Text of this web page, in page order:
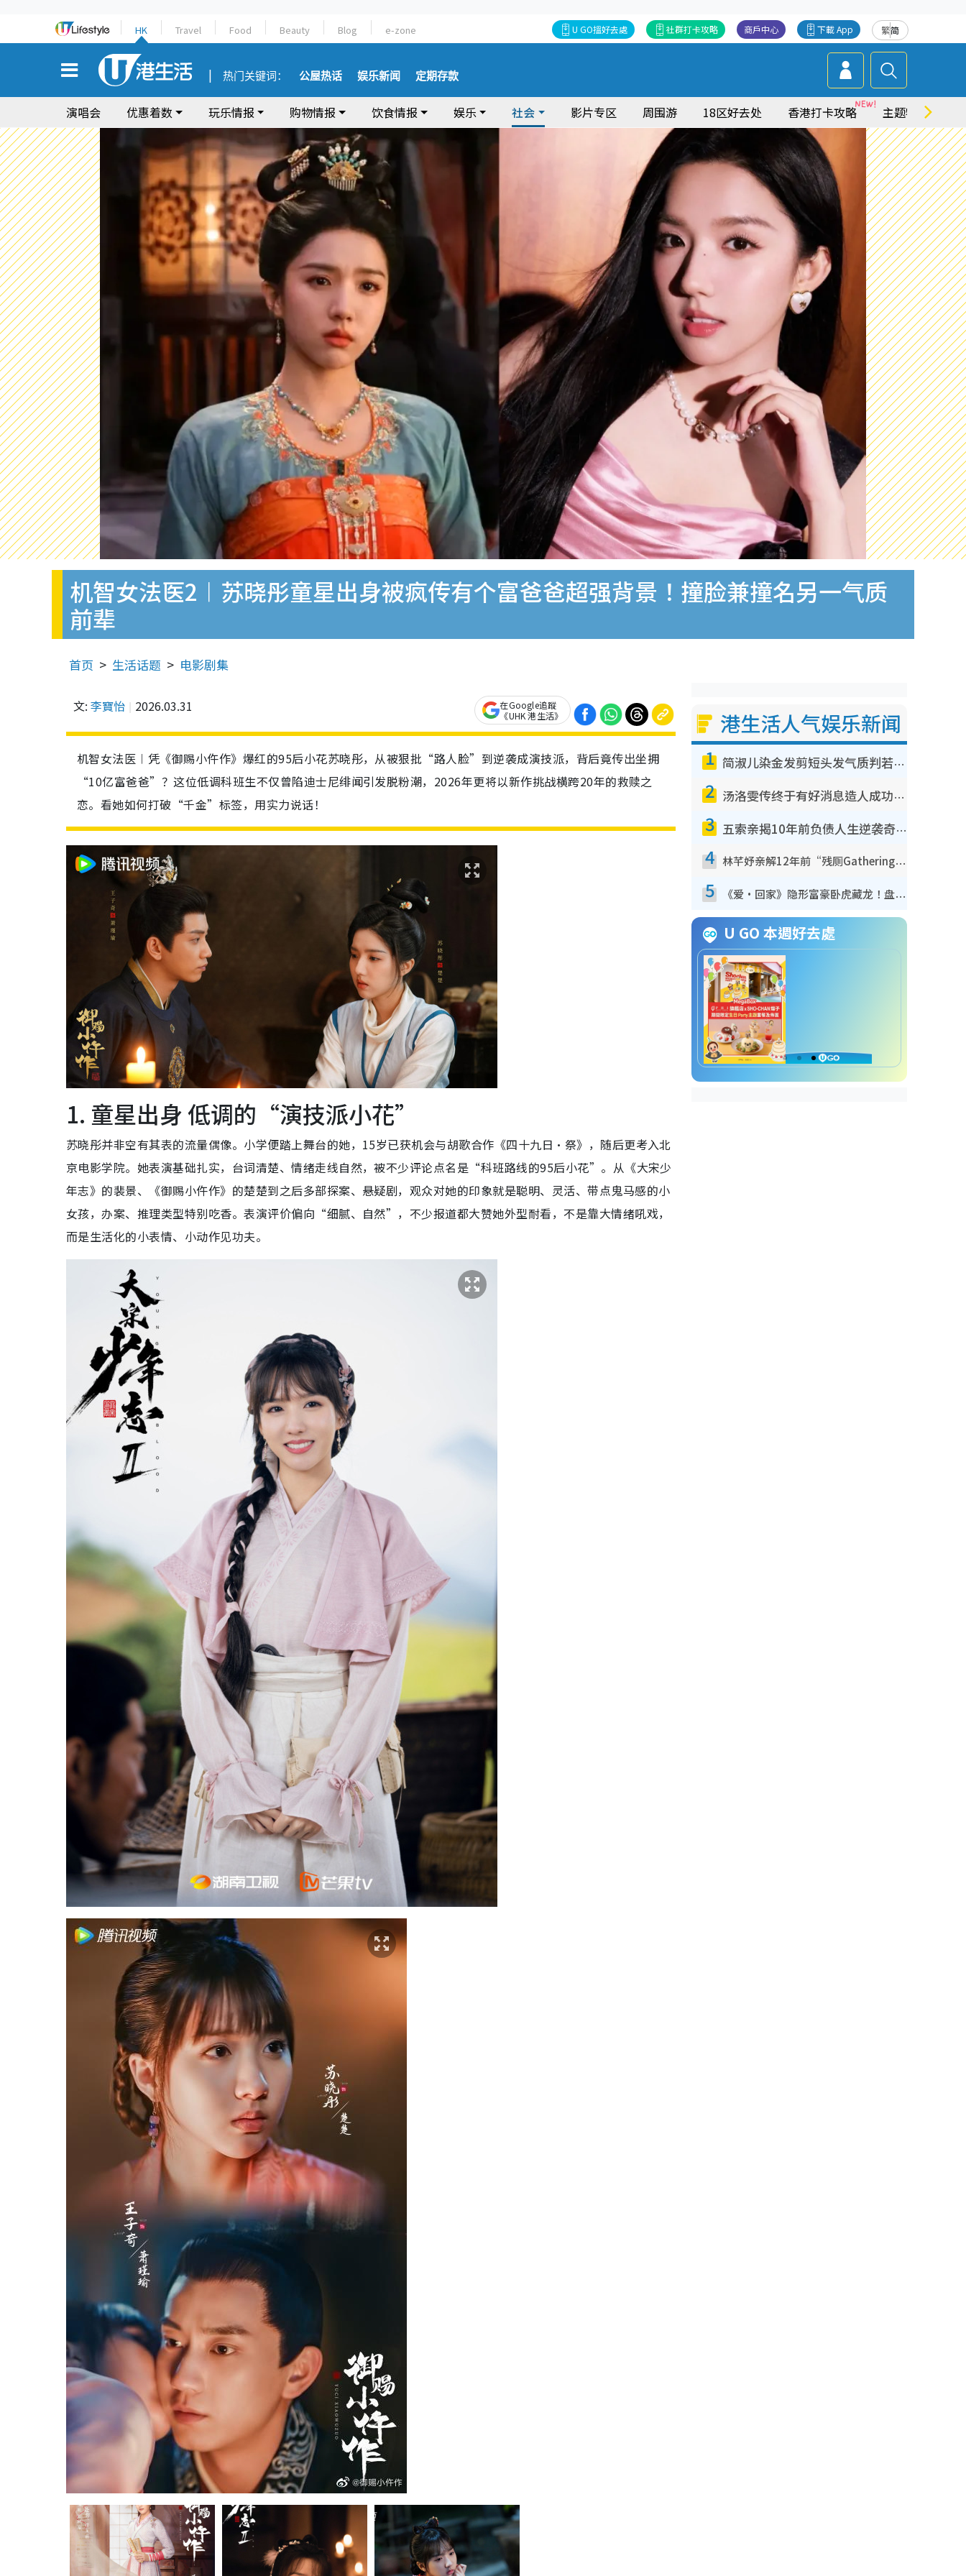
HK Travel Food Beauty Blog e-zone 繁简
下載 App
商戶中心
社群打卡攻略
U GO搵好去處
热门关键词： 公屋热话 娱乐新闻 定期存款
演唱会 优惠着数 玩乐情报 购物情报 饮食情报 娱乐 社会 影片专区 周围游 18区好去处 香港打卡攻略 主题特集
机智女法医2︱苏晓彤童星出身被疯传有个富爸爸超强背景！撞脸兼撞名另一气质
前辈
首页 生活话题 电影剧集
文: 李寶怡 2026.03.31
在Google追蹤
《UHK 港生活》
机智女法医︱凭《御赐小仵作》爆红的95后小花苏晓彤，从被狠批“路人脸”到逆袭成演技派，背后竟传出坐拥
“10亿富爸爸”？这位低调科班生不仅曾陷迪士尼绯闻引发脱粉潮，2026年更将以新作挑战横跨20年的救赎之
恋。看她如何打破“千金”标签，用实力说话！
1. 童星出身 低调的“演技派小花”
苏晓彤并非空有其表的流量偶像。小学便踏上舞台的她，15岁已获机会与胡歌合作《四十九日·祭》，随后更考入北
京电影学院。她表演基础扎实，台词清楚、情绪走线自然，被不少评论点名是“科班路线的95后小花”。从《大宋少
年志》的裴景、《御赐小仵作》的楚楚到之后多部探案、悬疑剧，观众对她的印象就是聪明、灵活、带点鬼马感的小
女孩，办案、推理类型特别吃香。表演评价偏向“细腻、自然”，不少报道都大赞她外型耐看，不是靠大情绪吼戏，
而是生活化的小表情、小动作见功夫。
港生活人气娱乐新闻
1 简淑儿染金发剪短头发气质判若两人！吓坏老公麦大力都认不出：“你做什么？”
2 汤洛雯传终于有好消息造人成功！两大细节曝孕味极浓引猜测：大肚婆先会咁！
3 五索亲揭10年前负债人生逆袭奇迹！全靠去一地方转运后即遇上马先生
4 林芊妤亲解12年前“残厕Gathering”真相！高层解约一句话重创尊严，至今拒返TVB
5 《爱·回家》隐形富豪卧虎藏龙！盘点12位财气逼人的有钱艺人：这位美女3亿身家不愁做
U GO 本週好去處